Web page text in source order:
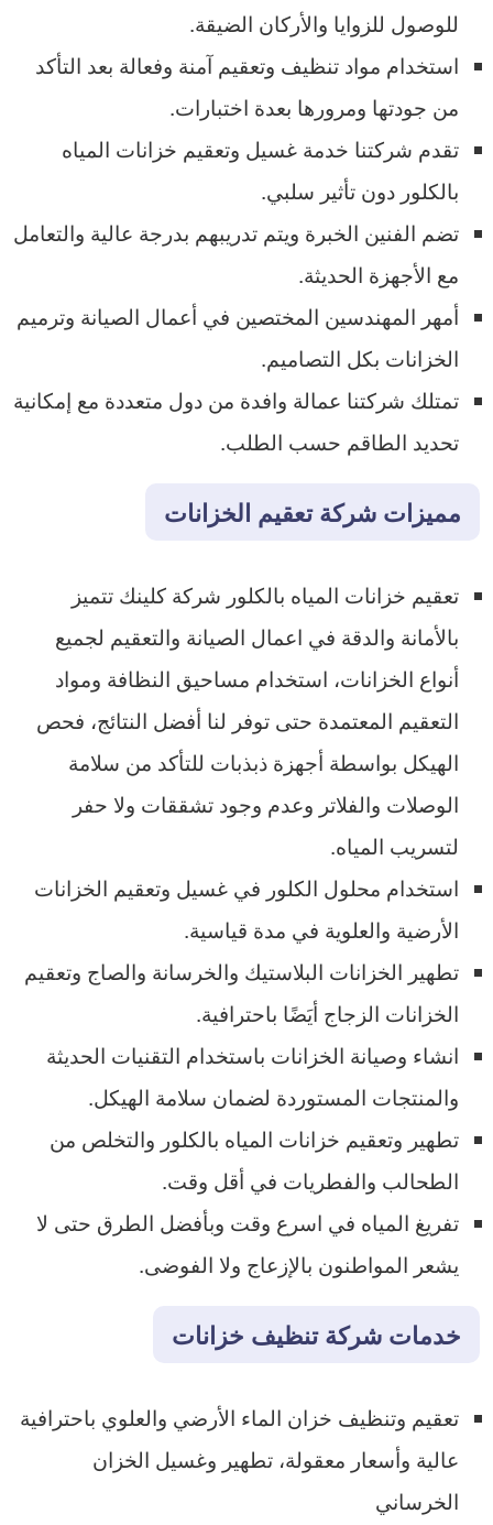
للوصول للزوايا والأركان الضيقة.
استخدام مواد تنظيف وتعقيم آمنة وفعالة بعد التأكد
من جودتها ومرورها بعدة اختبارات.
تقدم شركتنا خدمة غسيل وتعقيم خزانات المياه
بالكلور دون تأثير سلبي.
تضم الفنين الخبرة ويتم تدريبهم بدرجة عالية والتعامل
مع الأجهزة الحديثة.
أمهر المهندسين المختصين في أعمال الصيانة وترميم
الخزانات بكل التصاميم.
تمتلك شركتنا عمالة وافدة من دول متعددة مع إمكانية
تحديد الطاقم حسب الطلب.
مميزات شركة تعقيم الخزانات
تعقيم خزانات المياه بالكلور شركة كلينك تتميز
بالأمانة والدقة في اعمال الصيانة والتعقيم لجميع
أنواع الخزانات، استخدام مساحيق النظافة ومواد
التعقيم المعتمدة حتى توفر لنا أفضل النتائج، فحص
الهيكل بواسطة أجهزة ذبذبات للتأكد من سلامة
الوصلات والفلاتر وعدم وجود تشققات ولا حفر
لتسريب المياه.
استخدام محلول الكلور في غسيل وتعقيم الخزانات
الأرضية والعلوية في مدة قياسية.
تطهير الخزانات البلاستيك والخرسانة والصاج وتعقيم
الخزانات الزجاج أيَضًا باحترافية.
انشاء وصيانة الخزانات باستخدام التقنيات الحديثة
والمنتجات المستوردة لضمان سلامة الهيكل.
تطهير وتعقيم خزانات المياه بالكلور والتخلص من
الطحالب والفطريات في أقل وقت.
تفريغ المياه في اسرع وقت وبأفضل الطرق حتى لا
يشعر المواطنون بالإزعاج ولا الفوضى.
خدمات شركة تنظيف خزانات
تعقيم وتنظيف خزان الماء الأرضي والعلوي باحترافية
عالية وأسعار معقولة، تطهير وغسيل الخزان
الخرساني